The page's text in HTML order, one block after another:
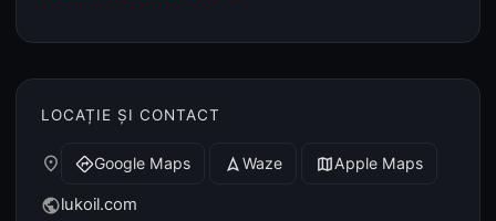
LOCAȚIE ȘI CONTACT
place directionsGoogle Maps navigation Waze mapApple Maps
publiclukoil.com